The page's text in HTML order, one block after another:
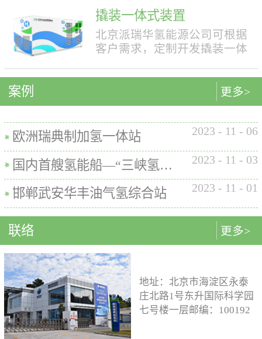
需求，定制满足中国标准（例
如GB50516, GB/T 43674等）、
欧盟标准（例如IEC 60069, EN
内的使用要求。公司的产品已
在国内、欧盟、日本、塞尔维
数表常规工作压力等级35MPa /
70MPa / 35&70MPa流量范围
0.1~7.2 kg/min计量精度±1%可
选加氢枪TK16或TK17或TK25
加氢枪数量单枪或双枪红外通
讯可选配预冷可选配防爆等级
（参考）II 3 G Ex h ia db mb eb
统项目经验，公司具有5000套
年生产能力。公司可根据客户
需求，对不同车型提供合理且
最优的设计方案，并根据安装
求进行定制化的设计，为客户
匹配最佳的设计方案。车载氢
系统设计制造遵循GB/T
26990、GB/T 29126、GB/T
24549等标准。公司车载氢系统
氢系统主要包括加氢模块、储
氢模块、供氢模块以及控制模
块。车载储供氢系统所有管
路、阀门及接头等采用不与高
压氢气介质发生化学反应的材
料。电气元件及线束均具有防
水、阻燃防爆的功能；车载储
供氢系统及其附属零部件均通
过高低温、盐雾、IP防护等级
等相关型式试验，以保证氢系
统的安全性及稳定性；氢系统
支架、加注口等均通过检验验
证；系统具备防过压、防过
撬装一体式装置
北京派瑞华氢能源公司可根据
客户需求，定制开发撬装一体
体可细分为大型撬装装置、小
型撬装装置、制氢加氢一体机
和小型加氢装置，以上装置在
国内、欧盟、日本等地得到应
用。撬装一体式制氢、储氢、
地小，节省空间，维护维修方
便。2. 各模块紧密融合，运行
效率高。3. 节能环保。撬装一
体式装置性能参数表制氢能力
500Nm3以下加氢等级
100~1000kg/d氢气压缩额定工作
压力45MPa/87.5MPa氢气加注额
定工作压力35MPa/70MPa环境
温度-40~+50℃参考标准T/ZSA
235-2024, GB50516, GB 50177,
GB/T 43674, IEC 60069, EN ISO
80079等。
案例
欧洲瑞典制加氢一体站 2023 - 11 - 06
国内首艘氢能船—“三峡氢舟1”号船载氢系统 2023 - 11 - 03
邯郸武安华丰油气氢综合站 2023 - 11 - 01
更多>
更多>
联络
地址：北京市海淀区永泰
庄北路1号东升国际科学园
七号楼一层邮编：100192